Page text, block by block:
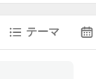
テーマ